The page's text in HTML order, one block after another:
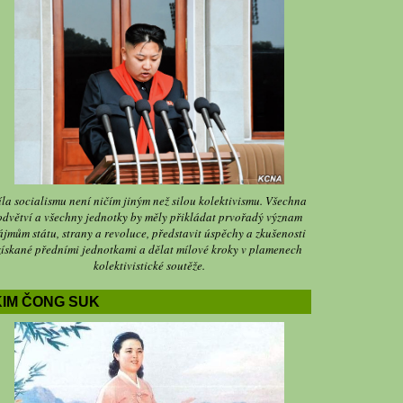
socialismu není ničím jiným než silou kolektivismu. Všechna
a všechny jednotky by měly přikládat prvořadý význam
státu, strany a revoluce, představit úspěchy a zkušenosti
předními jednotkami a dělat mílové kroky v plamenech
kolektivistické soutěže.
ČONG SUK